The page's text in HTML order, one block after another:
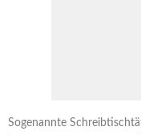
Sogenannte